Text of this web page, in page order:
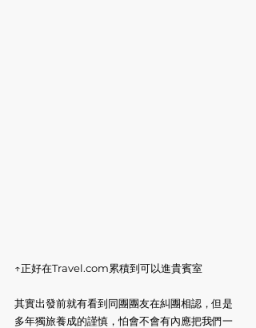
↑正好在Travel.com累積到可以進貴賓室
其實出發前就有看到同團團友在糾團相認，但是
多年獨旅養成的謹慎，怕會不會有內應把我們一